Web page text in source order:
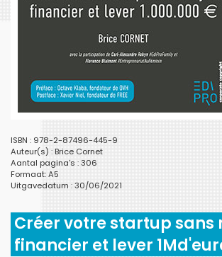
ISBN : 978-2-87496-445-9
Auteur(s) : Brice Cornet
Aantal pagina's : 306
Formaat: A5
Uitgavedatum : 30/06/2021
Créer votre startup sans
financier et lever